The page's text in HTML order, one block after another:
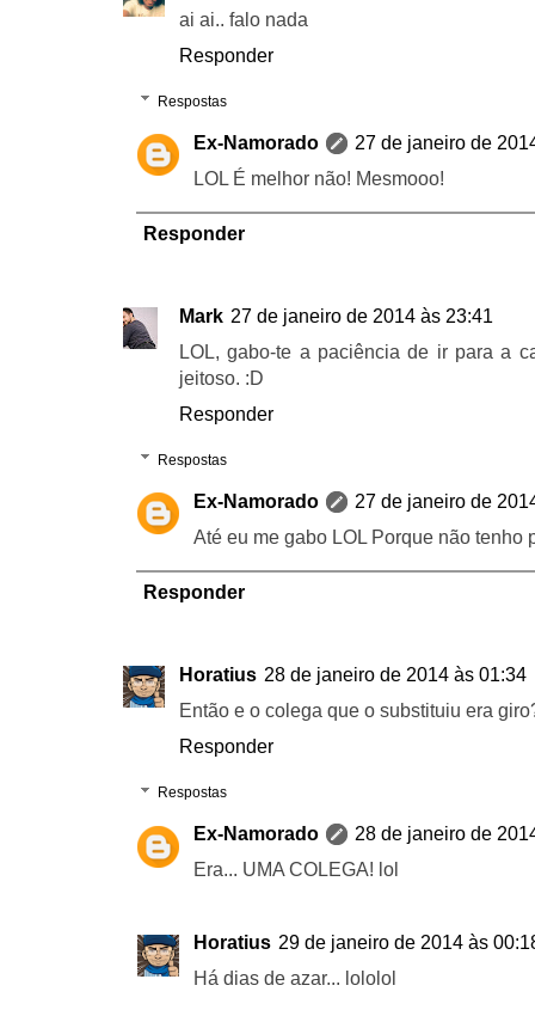
ai ai.. falo nada
Responder
Respostas
Ex-Namorado
27 de janeiro de
LOL É melhor não! Mesmooo!
Responder
Mark 27 de janeiro de 2014 às 23:41
LOL, gabo-te a paciência de ir para a
jeitoso. :D
Responder
Respostas
Ex-Namorado
27 de janeiro de
Até eu me gabo LOL Porque não tenho
Responder
Horatius 28 de janeiro de 2014 às 01:34
Então e o colega que o substituiu era
Responder
Respostas
Ex-Namorado
28 de janeiro de
Era... UMA COLEGA! lol
Horatius 29 de janeiro de 2014 às
Há dias de azar... lololol